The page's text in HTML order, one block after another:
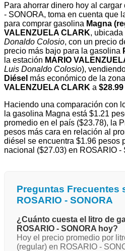
Para ahorrar dinero hoy al
- SONORA, toma en cuenta que
para comprar gasolina Magna
VALENZUELA CLARK, ubicada
Donaldo Colosio, con un precio
precio más bajo para la gasolina
la estación MARIO
Luis Donaldo Colosio),
Diésel más económico de la
VALENZUELA CLARK a $28.99
Haciendo una comparación con
la gasolina Magna está $1.21
promedio en el país ($23.78), la
pesos más cara en relación al
diésel se encuentra $1.96 pesos
nacional ($27.03) en ROSARIO -
Preguntas Frecuentes
ROSARIO - SONORA
¿Cuánto cuesta el litro de
ROSARIO - SONORA hoy?
Hoy el precio promedio por
(regular) en ROSARIO -